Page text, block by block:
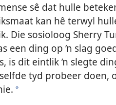
sê dat hulle
kan hê terwyl
Die sosioloog Sherry
een ding op ’n slag
is dit eintlik ’n slegte
tyd probeer doen,
a